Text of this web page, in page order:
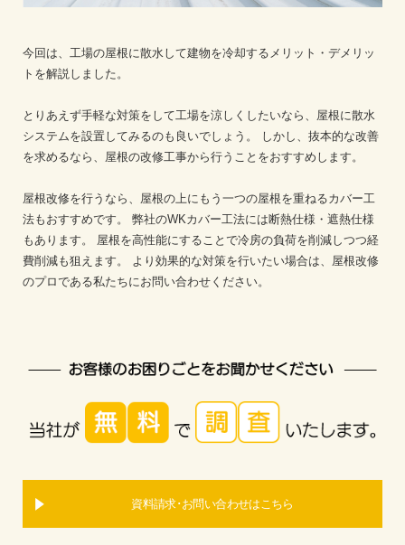
今回は、工場の屋根に散水して建物を冷却するメリット・デメリッ
トを解説しました。
とりあえず手軽な対策をして工場を涼しくしたいなら、屋根に散水
システムを設置してみるのも良いでしょう。
しかし、抜本的な改善
を求めるなら、屋根の改修工事から行うことをおすすめします。
屋根改修を行うなら、屋根の上にもう一つの屋根を重ねるカバー工
法もおすすめです。
弊社のWKカバー工法には断熱仕様・遮熱仕様
もあります。
屋根を高性能にすることで冷房の負荷を削減しつつ経
費削減も狙えます。
より効果的な対策を行いたい場合は、屋根改修
のプロである私たちにお問い合わせください。
資料請求･お問い合わせはこちら